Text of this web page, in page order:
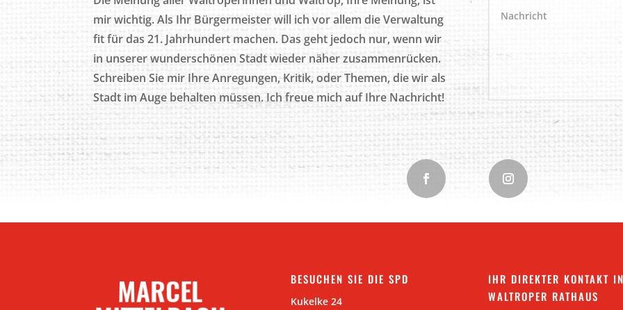
mir wichtig. Als Ihr Bürgermeister will ich vor allem die Verwaltung
fit für das 21. Jahrhundert machen. Das geht jedoch nur, wenn wir
in unserer wunderschönen Stadt wieder näher zusammenrücken.
Schreiben Sie mir Ihre Anregungen, Kritik, oder Themen, die wir als
Stadt im Auge behalten müssen. Ich freue mich auf Ihre Nachricht!
BESUCHEN SIE DIE SPD
Kukelke 24
IHR DIREKTER KONTAKT
WALTROPER RATHAUS